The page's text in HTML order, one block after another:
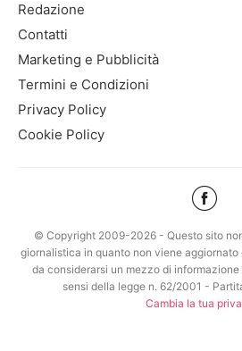
Redazione
Contatti
Marketing e Pubblicità
Termini e Condizioni
Privacy Policy
Cookie Policy
© Copyright 2009-2026 - Questo sito
giornalistica in quanto non viene
da considerarsi un mezzo di
sensi della legge n. 62/2001 -
Cambia la tua